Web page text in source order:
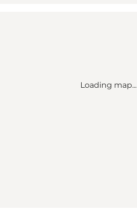
Loading map...